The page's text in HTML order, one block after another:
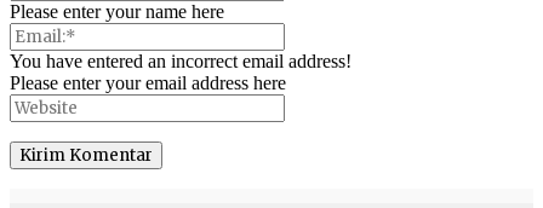
Please enter your name here
You have entered an incorrect email address!
Please enter your email address here